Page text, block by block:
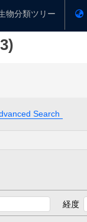
物分類ツリー
Search
経度